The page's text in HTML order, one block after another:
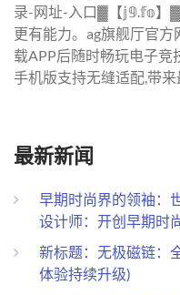
录-网址-入口▓【𝕛𝟡.𝕗𝕠】
更有能力。ag旗舰厅官方
载APP后随时畅玩电子竞
手机版支持无缝适配,带来
最新新闻
早期时尚界的领袖：
设计师：开创早期时
新标题：无极磁链：
体验持续升级)